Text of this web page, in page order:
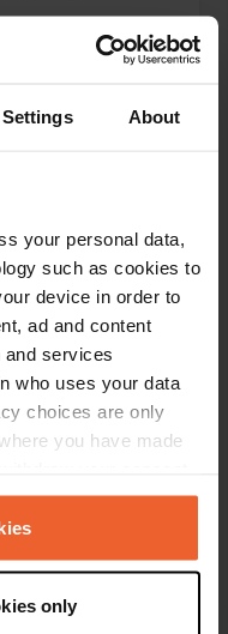
About
your personal data,
such as cookies to
device in order to
ad and content
and services
who uses your data
choices are only
you have made
or by clicking on
geographical location
only
2 ans
a tout sous
15 euros par
vient vous chercher à
accepté. 19 euros
à la
pieds. Que veux-tu
environ 2 ans